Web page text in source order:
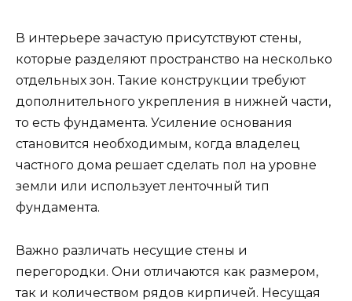
В интерьере зачастую присутствуют стены,
которые разделяют пространство на несколько
отдельных зон. Такие конструкции требуют
дополнительного укрепления в нижней части,
то есть фундамента. Усиление основания
становится необходимым, когда владелец
частного дома решает сделать пол на уровне
земли или использует ленточный тип
фундамента.
Важно различать несущие стены и
перегородки. Они отличаются как размером,
так и количеством рядов кирпичей. Несущая